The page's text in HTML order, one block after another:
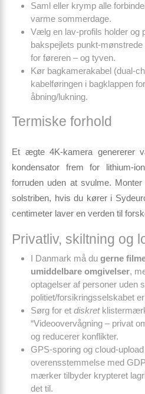
Saml eller krymp alle
varme sommerdage.
Vælg en lav-profils holder og
bakspejlets punkt-
for føreren – og tyven.
Kør bagkamerakabel (dual-
kabelføringen i bagklappen
åbning/lukning.
Termiske forhold
Et ægte 4K-kamera genererer
kondensator frem for lithium-
forruden uden at svulme.
solstriben, hvis du kører i
centimeter laver en verden til
Privatliv, skiltning og
I Danmark må du gerne
umiddelbare omgivelser,
optagelser af personer uden
politiet/forsikringsselskabet
Sørg for et diskret
“Videoovervågning – privat
og reducerer konflikter.
GPS-sporing og cloud-
overensstemmelse med
mærker tilbyder krypteret
det til.